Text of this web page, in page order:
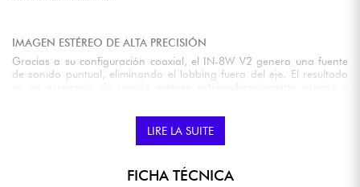
IMAGEN ESTÉREO DE ALTA PRECISIÓN
Gracias a su configuración coaxial, el IN-8W V2 genera una fuente
de sonido puntual, eliminando el lobbing fuera del eje. El resultado
LIRE LA SUITE
FICHA TÉCNICA